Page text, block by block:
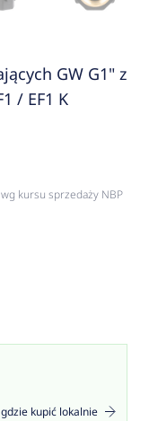
GW G1" z
/ EF1 K
kursu sprzedaży NBP
kupić lokalnie